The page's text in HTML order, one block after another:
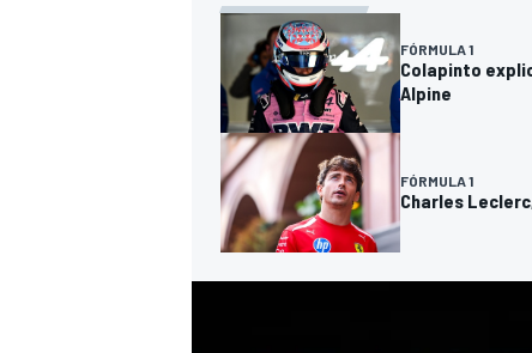
FÓRMULA 1
Colapinto
Alpine
FÓRMULA 1
Charles